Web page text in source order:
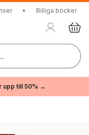
• Billiga böcker
upp till 50% →